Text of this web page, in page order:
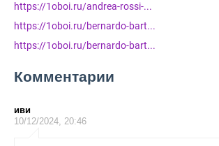
https://1oboi.ru/andrea-rossi-...
https://1oboi.ru/bernardo-bart...
https://1oboi.ru/bernardo-bart...
Комментарии
иви
10/12/2024, 20:46